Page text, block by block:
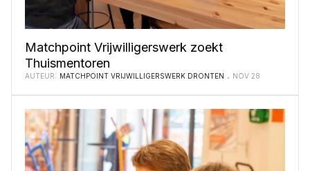
Matchpoint Vrijwilligerswerk zoekt
Thuismentoren
AUTEUR: MATCHPOINT VRIJWILLIGERSWERK DRONTEN NOV 28